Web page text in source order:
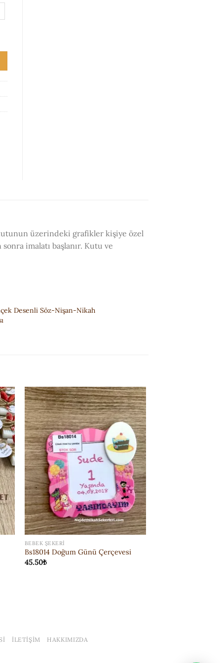
üzerindeki grafikler kişiye özel
imalatı başlanır. Kutu ve
Desenli Söz-Nişan-Nikah
ISTEK
LISTESI'NE
EKLE
BEBEK ŞEKERI
Bs18014 Doğum Günü Çerçevesi
45.50₺
İLETIŞIM HAKKIMIZDA